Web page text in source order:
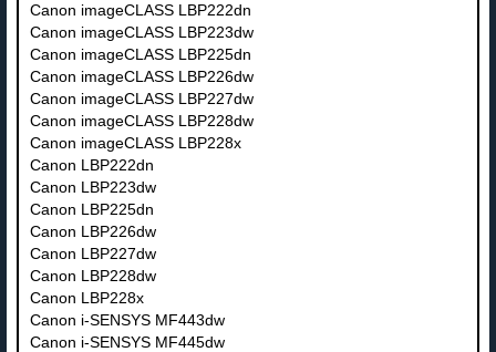
Canon imageCLASS LBP222dn
Canon imageCLASS LBP223dw
Canon imageCLASS LBP225dn
Canon imageCLASS LBP226dw
Canon imageCLASS LBP227dw
Canon imageCLASS LBP228dw
Canon imageCLASS LBP228x
Canon LBP222dn
Canon LBP223dw
Canon LBP225dn
Canon LBP226dw
Canon LBP227dw
Canon LBP228dw
Canon LBP228x
Canon i-SENSYS MF443dw
Canon i-SENSYS MF445dw